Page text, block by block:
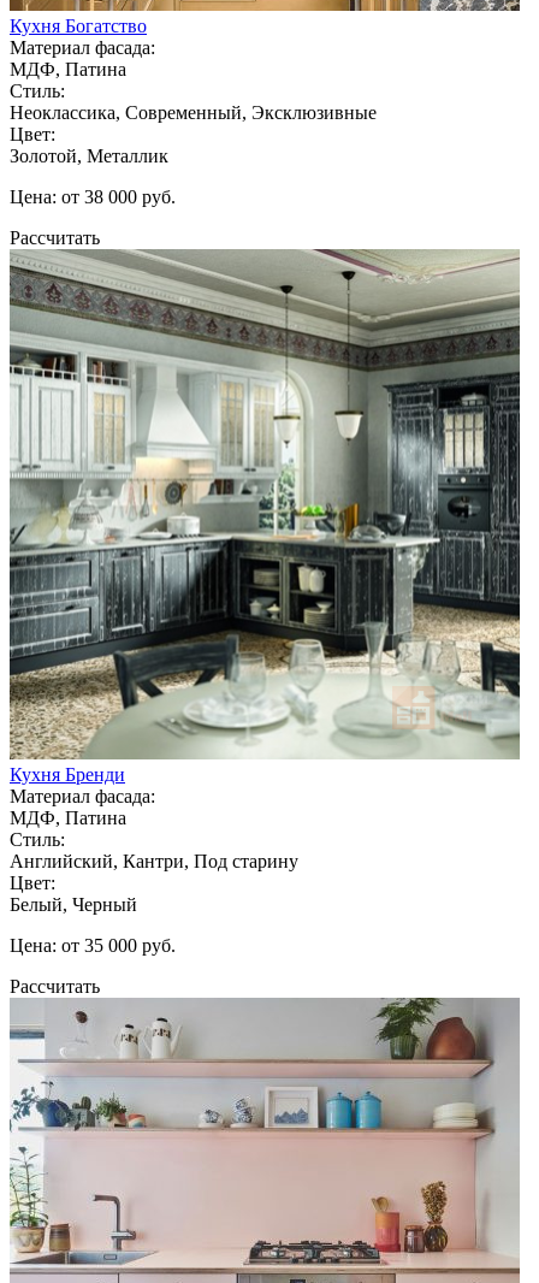
Кухня Богатство
Материал фасада:
МДФ, Патина
Стиль:
Неоклассика, Современный, Эксклюзивные
Цвет:
Золотой, Металлик
Цена: от 38 000 руб.
Рассчитать
Кухня Бренди
Материал фасада:
МДФ, Патина
Стиль:
Английский, Кантри, Под старину
Цвет:
Белый, Черный
Цена: от 35 000 руб.
Рассчитать